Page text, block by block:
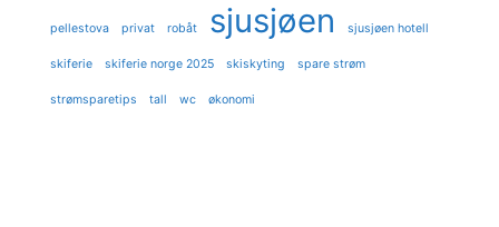
pellestova privat robåt sjusjøen sjusjøen hotell
skiferie skiferie norge 2025 skiskyting spare strøm
strømsparetips tall wc økonomi